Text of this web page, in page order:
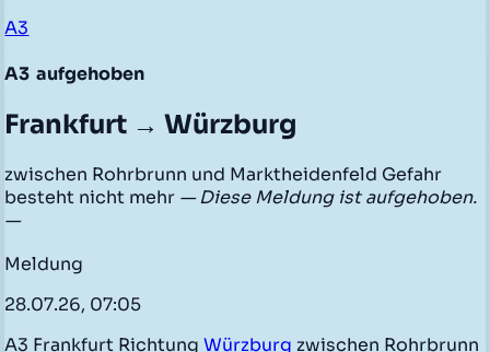
A3
A3 aufgehoben
Frankfurt → Würzburg
zwischen Rohrbrunn und Marktheidenfeld Gefahr
besteht nicht mehr — Diese Meldung ist aufgehoben.
—
Meldung
28.07.26, 07:05
A3 Frankfurt RichtungWürzburg zwischen Rohrbrunn